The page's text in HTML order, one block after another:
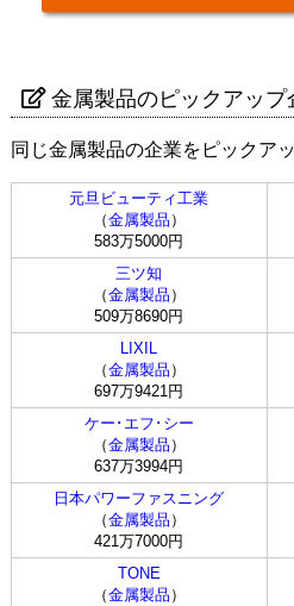
金属製品のピックアップ
同じ金属製品の企業をピックア
元旦ビューティ工業
（金属製品 ）
583万5000円
三ツ知
（金属製品 ）
509万8690円
LIXIL
（金属製品 ）
697万9421円
ケー･エフ･シー
（金属製品 ）
637万3994円
日本パワーファスニング
（金属製品 ）
421万7000円
TONE
（金属製品 ）